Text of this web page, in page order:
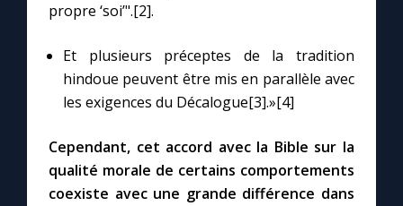
Contact
Faire un don
Marie de Nazareth
propre ‘soi’".[2].
Et plusieurs préceptes de la tradition
hindoue peuvent être mis en parallèle avec
les exigences du Décalogue[3].»[4]
Cependant, cet accord avec la Bible sur la
qualité morale de certains comportements
coexiste avec une grande différence dans